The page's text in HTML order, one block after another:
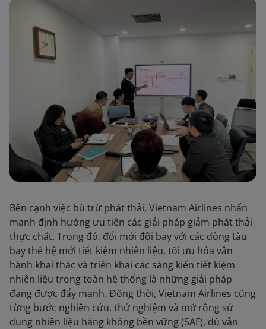
Bên cạnh việc bù trừ phát thải, Vietnam Airlines nhấn
mạnh định hướng ưu tiên các giải pháp giảm phát thải
thực chất. Trong đó, đổi mới đội bay với các dòng tàu
bay thế hệ mới tiết kiệm nhiên liệu, tối ưu hóa vận
hành khai thác và triển khai các sáng kiến tiết kiệm
nhiên liệu trong toàn hệ thống là những giải pháp
đang được đẩy mạnh. Đồng thời, Vietnam Airlines cũng
từng bước nghiên cứu, thử nghiệm và mở rộng sử
dụng nhiên liệu hàng không bền vững (SAF), dù vẫn